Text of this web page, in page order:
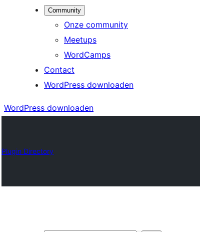
Community
Onze community
Meetups
WordCamps
Contact
WordPress downloaden
WordPress downloaden
Plugin Directory